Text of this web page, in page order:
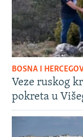
BOSNA I
Veze ruskog
pokreta u